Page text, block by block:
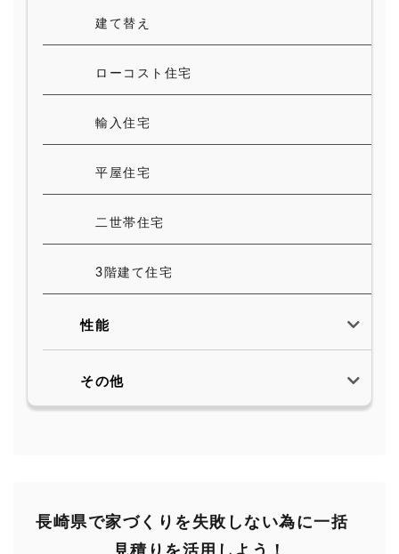
建て替え
ローコスト住宅
輸入住宅
平屋住宅
二世帯住宅
3階建て住宅
性能
その他
長崎県で家づくりを失敗しない為に一括